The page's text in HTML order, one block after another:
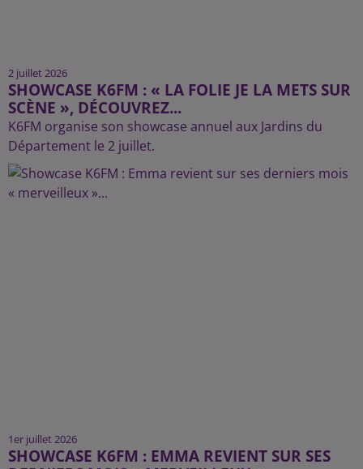
2 juillet 2026
SHOWCASE K6FM : « LA FOLIE JE LA METS SUR
SCÈNE », DÉCOUVREZ...
K6FM organise son showcase annuel aux Jardins du
Département le 2 juillet.
1er juillet 2026
SHOWCASE K6FM : EMMA REVIENT SUR SES